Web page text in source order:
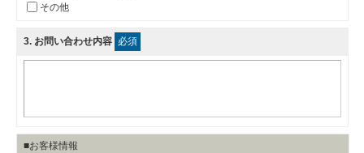
その他
3. お問い合わせ内容 必須
■お客様情報